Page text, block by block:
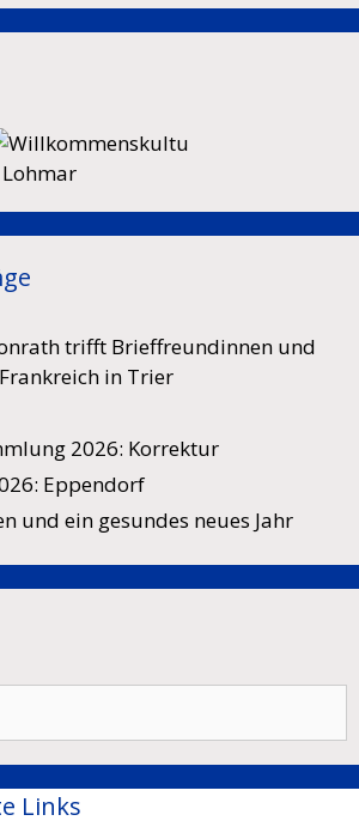
trifft Brieffreundinnen und
in Trier
2026: Korrektur
Eppendorf
und ein gesundes neues Jahr
Links